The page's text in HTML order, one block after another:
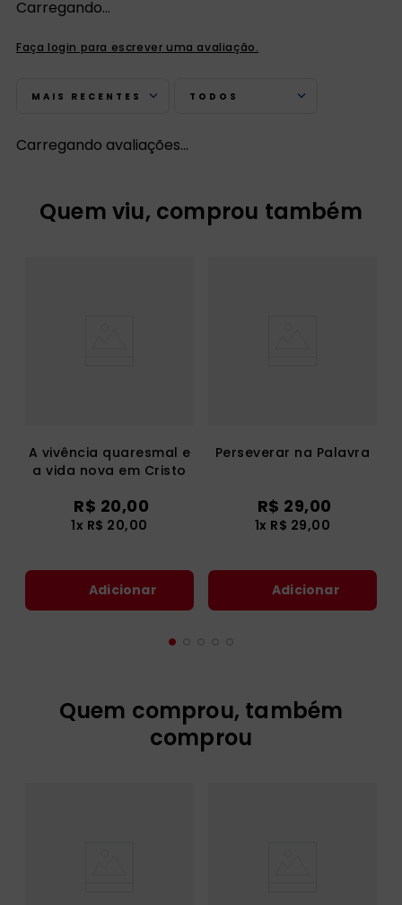
Carregando…
Faça login para escrever uma avaliação.
MAIS RECENTES TODOS
Carregando avaliações…
Quem viu, comprou também
A vivência quaresmal e
a vida nova em Cristo
R$ 20,00
1x R$ 20,00
Adicionar
Perseverar na Palavra
R$ 29,00
1x R$ 29,00
Adicionar
Quem comprou, também
comprou